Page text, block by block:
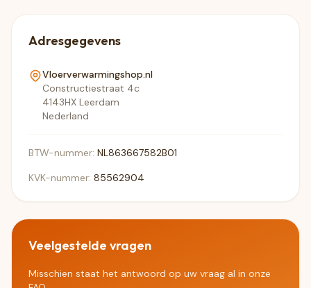
Adresgegevens
Vloerverwarmingshop.nl
Constructiestraat 4c
4143HX Leerdam
Nederland
BTW-nummer: NL863667582B01
KVK-nummer: 85562904
Veelgestelde vragen
Misschien staat het antwoord op uw vraag al in onze